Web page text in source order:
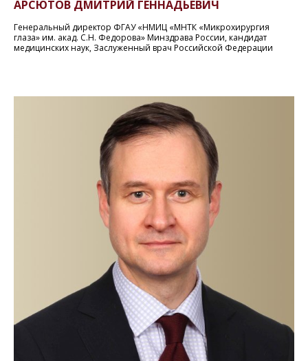
АРСЮТОВ ДМИТРИЙ ГЕННАДЬЕВИЧ
Генеральный директор ФГАУ «НМИЦ «МНТК «Микрохирургия
глаза» им. акад. С.Н. Федорова» Минздрава России, кандидат
медицинских наук, Заслуженный врач Российской Федерации